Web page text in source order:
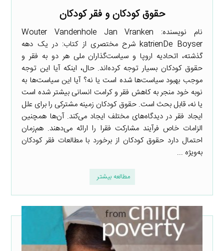
حقوق کودکان و فقر کودکان
نام نویسنده: Wouter Vandenhole Jan Vranken
katrienDe Boyser شرح مختصری از کتاب: در یک دهه
گذشته، اتحادیه اروپا و سیاست‌گذاران ملی هر دو به فقر و
حقوق کودکان بسیار توجه کرده‌اند. حال، اینکه آیا این توجه
موجب بهبود سیاست‌ها شده است یا نه؟ آیا این سیاست‌ها به
نوبه خود منجر به کاهش فقر و کرامت انسانی بیشتر شده است
یا نه، قابل بحث است. حقوق کودکان زمینه مشترکی را برای علل
ایجاد فقر در دیدگاه‌های مختلف ایجاد می‌کند. آن‌ها همچنین
الزامات خاص فرآیند مشارکت فقرا را ارائه می‌دهند. هم‌زمان
احتمال دارد حقوق کودکان از برخورد با مطالعات فقر کودکان
به‌ویژه ...
مطالعه بیشتر